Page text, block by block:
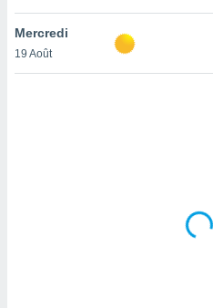
de
Mercredi
19 Août